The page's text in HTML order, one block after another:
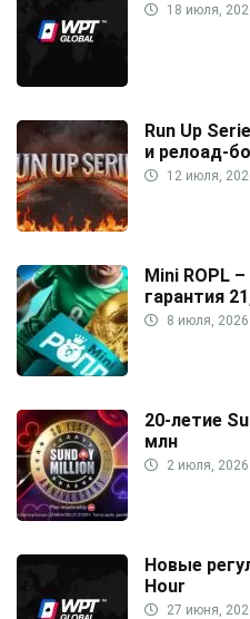
18 июля,
Run Up
и релоад-
12 июля,
Mini ROPL
гарантия
8 июля, 2026
20-летие
млн
2 июля, 2026
Новые
Hour
27 июня,